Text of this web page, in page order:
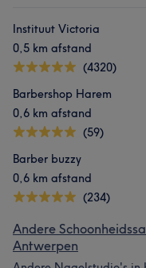
Instituut Victoria
0,5 km afstand
(4320)
Barbershop Harem
0,6 km afstand
(59)
Barber buzzy
0,6 km afstand
(234)
Andere
Antwerpen